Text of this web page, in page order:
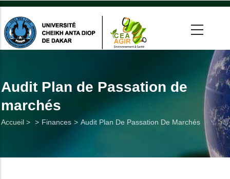
Aller
contenu
principal
Audit Plan de Passation de
marchés
Fil
Accueil > Finances Audit Plan De Passation De Marchés